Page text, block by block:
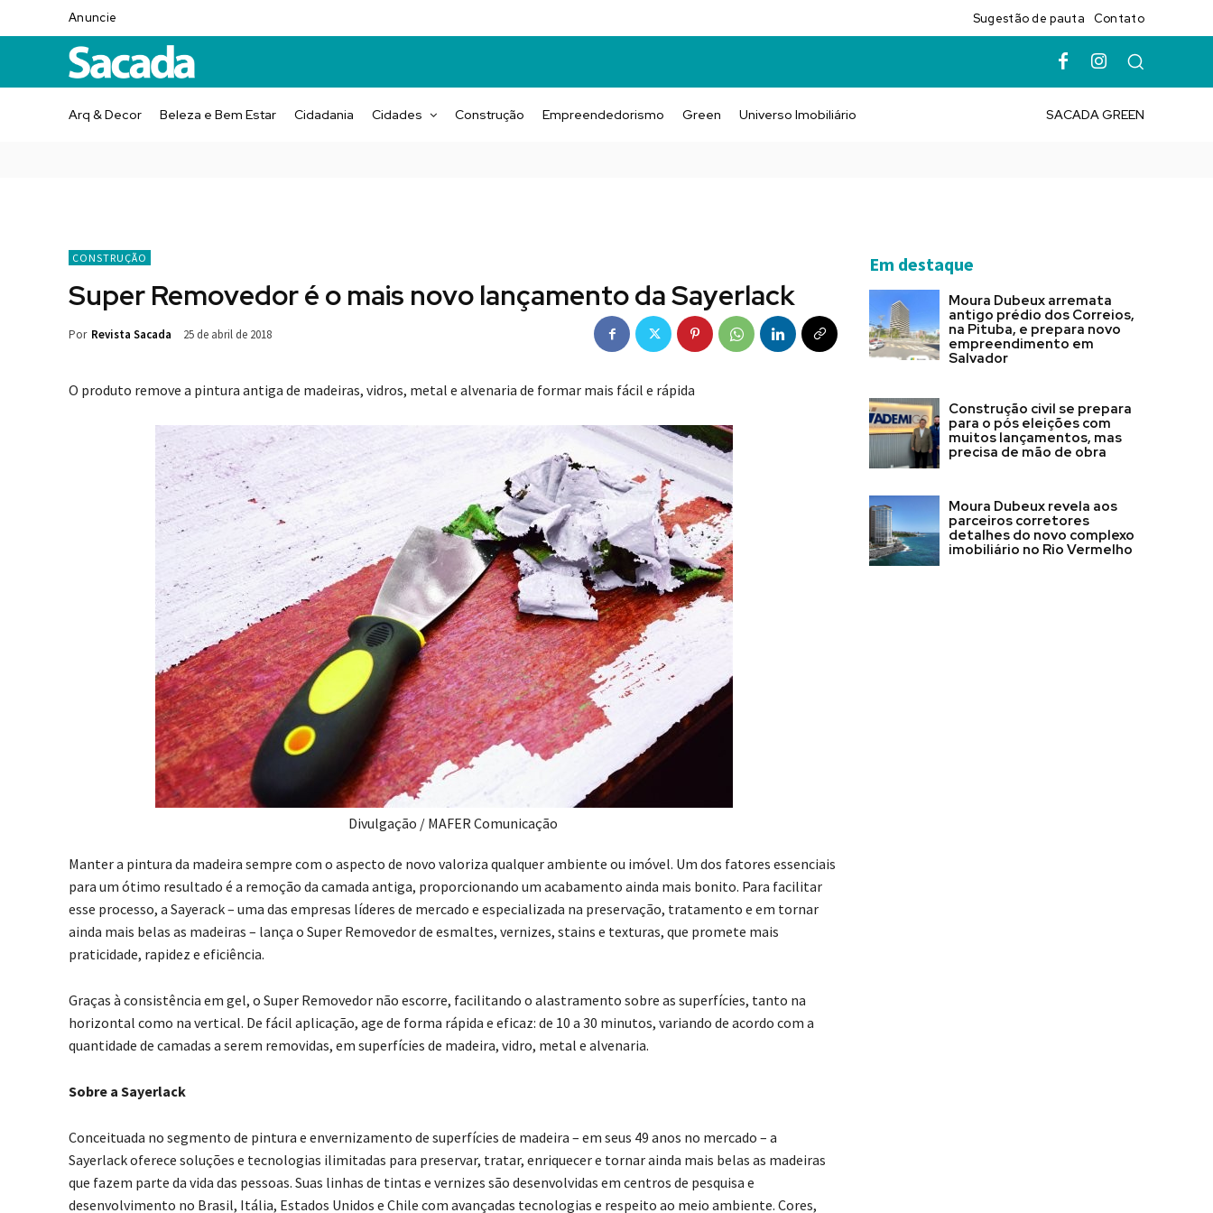
Anuncie Sugestão de pauta Contato
Arq & Decor Beleza e Bem Estar Cidadania Cidades Construção Empreendedorismo Green Universo Imobiliário SACADA GREEN
CONSTRUÇÃO
Super Removedor é o mais novo lançamento da Sayerlack
Por Revista Sacada 25 de abril de 2018
O produto remove a pintura antiga de madeiras, vidros, metal e alvenaria de formar mais fácil e rápida
Divulgação / MAFER Comunicação
Manter a pintura da madeira sempre com o aspecto de novo valoriza qualquer ambiente ou imóvel. Um dos fatores essenciais
para um ótimo resultado é a remoção da camada antiga, proporcionando um acabamento ainda mais bonito. Para facilitar
esse processo, a Sayerack – uma das empresas líderes de mercado e especializada na preservação, tratamento e em tornar
ainda mais belas as madeiras – lança o Super Removedor de esmaltes, vernizes, stains e texturas, que promete mais
praticidade, rapidez e eficiência.
Graças à consistência em gel, o Super Removedor não escorre, facilitando o alastramento sobre as superfícies, tanto na
horizontal como na vertical. De fácil aplicação, age de forma rápida e eficaz: de 10 a 30 minutos, variando de acordo com a
quantidade de camadas a serem removidas, em superfícies de madeira, vidro, metal e alvenaria.
Sobre a Sayerlack
Conceituada no segmento de pintura e envernizamento de superfícies de madeira – em seus 49 anos no mercado – a
Sayerlack oferece soluções e tecnologias ilimitadas para preservar, tratar, enriquecer e tornar ainda mais belas as madeiras
que fazem parte da vida das pessoas. Suas linhas de tintas e vernizes são desenvolvidas em centros de pesquisa e
desenvolvimento no Brasil, Itália, Estados Unidos e Chile com avançadas tecnologias e respeito ao meio ambiente. Cores,
Em destaque
Moura Dubeux arremata
antigo prédio dos Correios,
na Pituba, e prepara novo
empreendimento em
Salvador
Construção civil se prepara
para o pós eleições com
muitos lançamentos, mas
precisa de mão de obra
Moura Dubeux revela aos
parceiros corretores
detalhes do novo complexo
imobiliário no Rio Vermelho